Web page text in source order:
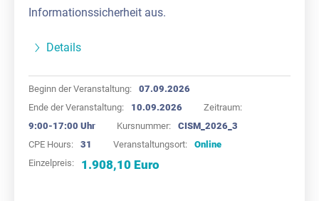
Informationssicherheit aus.
Details
Beginn der Veranstaltung:
07.09.2026
Ende der Veranstaltung:
10.09.2026
Zeitraum:
9:00-17:00 Uhr
Kursnummer:
CISM_2026_3
CPE Hours:
31 Veranstaltungsort:
Online
Einzelpreis:
1.908,10 Euro